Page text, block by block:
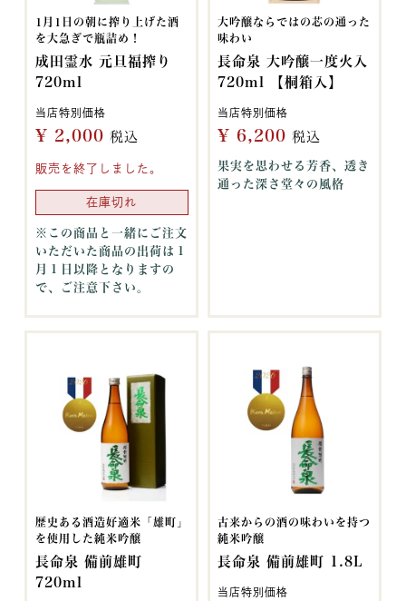
1月1日の朝に搾り上げた酒
を大急ぎで瓶詰め！
成田霊水 元旦福搾り
720ml
当店特別価格
¥ 2,000 税込
販売を終了しました。
在庫切れ
※この商品と一緒にご注文
いただいた商品の出荷は１
月１日以降となりますの
で、ご注意下さい。
大吟醸ならではの芯の通った
味わい
長命泉 大吟醸一度火入
720ml 【桐箱入】
当店特別価格
¥ 6,200 税込
果実を思わせる芳香、透き
通った深さ堂々の風格
歴史ある酒造好適米「雄町」
を使用した純米吟醸
長命泉 備前雄町
720ml
古来からの酒の味わいを持つ
純米吟醸
長命泉 備前雄町 1.8L
当店特別価格